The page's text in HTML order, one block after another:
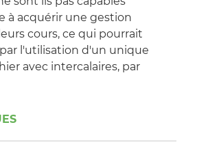
à acquérir une gestion
cours, ce qui pourrait
l'utilisation d'un unique
avec intercalaires, par